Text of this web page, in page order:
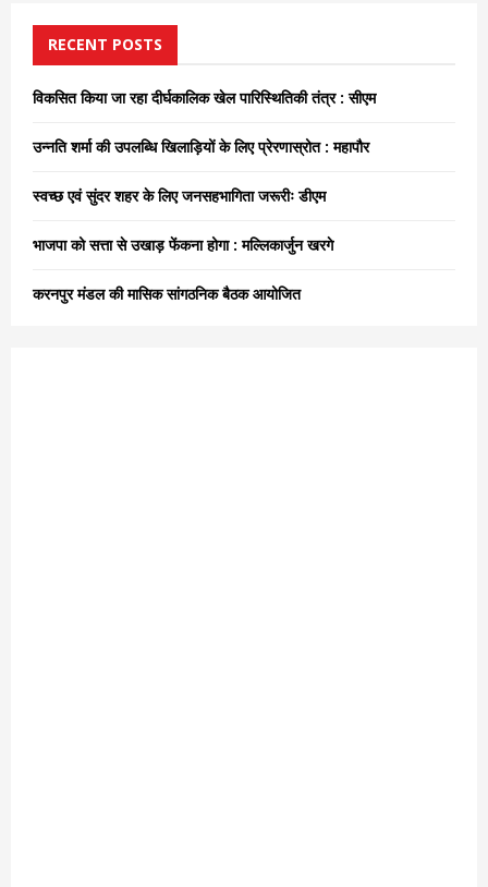
f
o
RECENT POSTS
विकसित किया जा रहा दीर्घकालिक खेल पारिस्थितिकी तंत्र : सीएम
उन्नति शर्मा की उपलब्धि खिलाड़ियों के लिए प्रेरणास्रोत : महापौर
स्वच्छ एवं सुंदर शहर के लिए जनसहभागिता जरूरीः डीएम
भाजपा को सत्ता से उखाड़ फेंकना होगा : मल्लिकार्जुन खरगे
करनपुर मंडल की मासिक सांगठनिक बैठक आयोजित